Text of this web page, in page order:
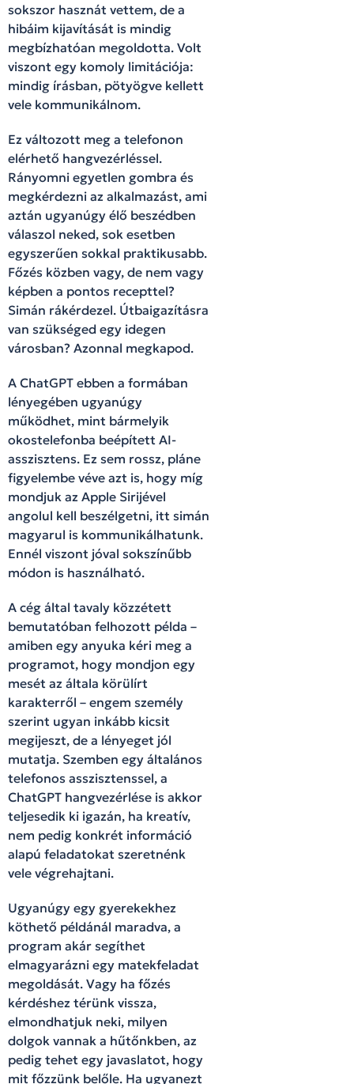
sokszor hasznát vettem, de a
hibáim kijavítását is mindig
megbízhatóan megoldotta. Volt
viszont egy komoly limitációja:
mindig írásban, pötyögve kellett
vele kommunikálnom.
Ez változott meg a telefonon
elérhető hangvezérléssel.
Rányomni egyetlen gombra és
megkérdezni az alkalmazást, ami
aztán ugyanúgy élő beszédben
válaszol neked, sok esetben
egyszerűen sokkal praktikusabb.
Főzés közben vagy, de nem vagy
képben a pontos recepttel?
Simán rákérdezel. Útbaigazításra
van szükséged egy idegen
városban? Azonnal megkapod.
A ChatGPT ebben a formában
lényegében ugyanúgy
működhet, mint bármelyik
okostelefonba beépített AI-
asszisztens. Ez sem rossz, pláne
figyelembe véve azt is, hogy míg
mondjuk az Apple Sirijével
angolul kell beszélgetni, itt simán
magyarul is kommunikálhatunk.
Ennél viszont jóval sokszínűbb
módon is használható.
A cég által tavaly közzétett
bemutatóban felhozott példa –
amiben egy anyuka kéri meg a
programot, hogy mondjon egy
mesét az általa körülírt
karakterről – engem személy
szerint ugyan inkább kicsit
megijeszt, de a lényeget jól
mutatja. Szemben egy általános
telefonos asszisztenssel, a
ChatGPT hangvezérlése is akkor
teljesedik ki igazán, ha kreatív,
nem pedig konkrét információ
alapú feladatokat szeretnénk
vele végrehajtani.
Ugyanúgy egy gyerekekhez
köthető példánál maradva, a
program akár segíthet
elmagyarázni egy matekfeladat
megoldását. Vagy ha főzés
kérdéshez térünk vissza,
elmondhatjuk neki, milyen
dolgok vannak a hűtőnkben, az
pedig tehet egy javaslatot, hogy
mit főzzünk belőle. Ha ugyanezt